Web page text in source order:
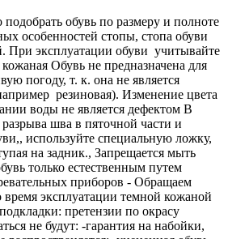
обувь по размеру и полноте
особенностей стопы, стопа обуви
При эксплуатации обуви учитывайте
Обувь не предназначена для
погоду, т. к. она не является
резиновая). Изменение цвета
воды не является дефектом В
шва в пяточной части и
используйте специальную ложку,
на задник., Запрещается мыть
только естественным путем
приборов - Обращаем
эксплуатации темной кожаной
претензии по окрасу
не будут: -гарантия на набойки,